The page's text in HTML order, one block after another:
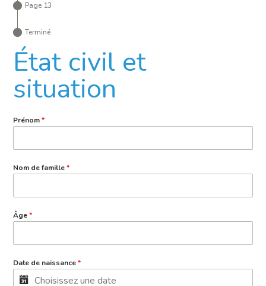
Page 13
Terminé
État civil et
situation
Prénom*
Nom de famille*
Âge*
Date de naissance*